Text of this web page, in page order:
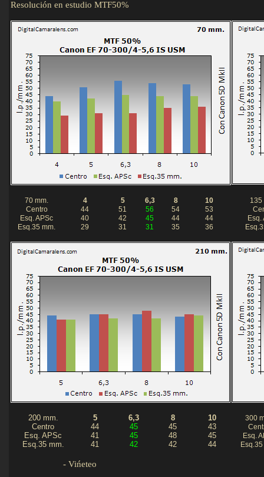
Resolución en estudio MTF50%
70 mm. 4 5 6,3 8
10
Centro
44 51 56 54
53
Esq. APSc
40 42 45 44
44
Esq.35 mm.
29 31 31 35 36
135
Esq.
200 mm. 5 6,3 8
10
Centro
44 45 45
43
Esq. APSc
41 45 48
45
Esq.35 mm.
41 42 42 44
300
Esq.
- Vińeteo